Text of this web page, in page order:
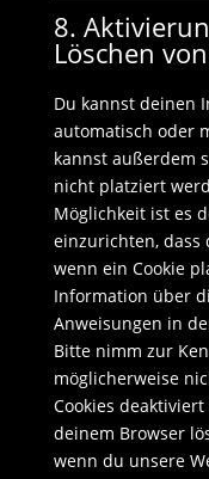
8.
Löschen
Du kannst deinen
automatisch oder
kannst außerdem
nicht platziert
Möglichkeit ist es
einzurichten, dass
wenn ein Cookie
Information über
Anweisungen in
Bitte nimm zur
möglicherweise
Cookies
deinem Browser
wenn du unsere